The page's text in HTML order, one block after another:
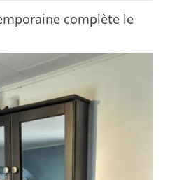
complète le